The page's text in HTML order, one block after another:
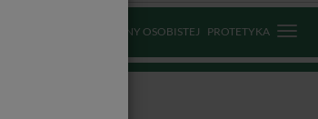
ŚRODKI OCHRONY OSOBISTEJ PROTETYKA